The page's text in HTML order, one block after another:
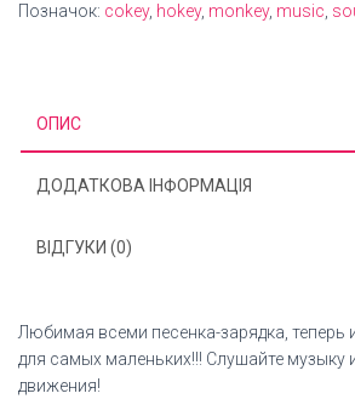
Позначок: cokey, hokey, monkey, music
ОПИС
ДОДАТКОВА ІНФОРМАЦІЯ
ВІДГУКИ (0)
Любимая всеми песенка-зарядка, теперь
для самых маленьких!!! Слушайте музыку
движения!